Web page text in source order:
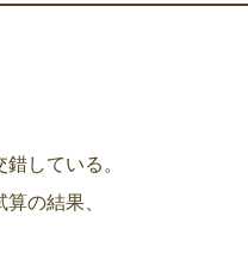
している。
の結果、